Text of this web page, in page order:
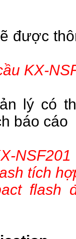
được
KX-
lý có
báo cáo
NSF201
tích